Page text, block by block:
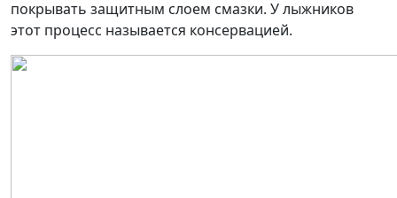
покрывать защитным слоем смазки. У лыжников
этот процесс называется консервацией.